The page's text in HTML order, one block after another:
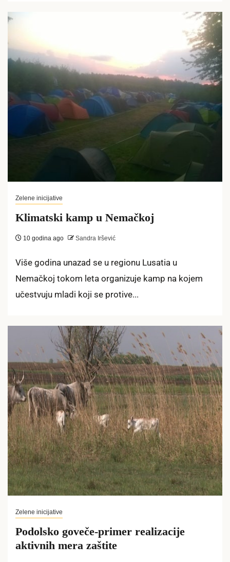
Zelene inicijative
Klimatski kamp u Nemačkoj
10 godina ago Sandra Iršević
Više godina unazad se u regionu Lusatia u
Nemačkoj tokom leta organizuje kamp na kojem
učestvuju mladi koji se protive...
Zelene inicijative
Podolsko goveče-primer realizacije
aktivnih mera zaštite